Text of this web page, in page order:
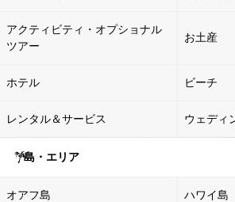
アクティビティ・オプショナル
ツアー
お土産
ホテル ビーチ
レンタル＆サービス ウェディ
島・エリア
オアフ島 ハワイ島